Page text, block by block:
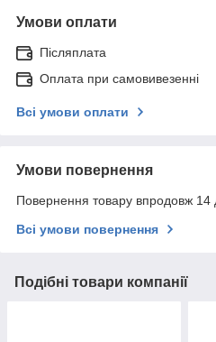
Умови оплати
Післяплата
Оплата при самовивезенні
Всі умови оплати
Умови повернення
Повернення товару впродовж 14
Всі умови повернення
Подібні товари компанії